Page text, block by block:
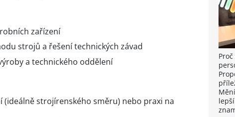
zařízení
strojů a řešení technických závad
a technického oddělení
(ideálně strojírenského směru) nebo praxi na